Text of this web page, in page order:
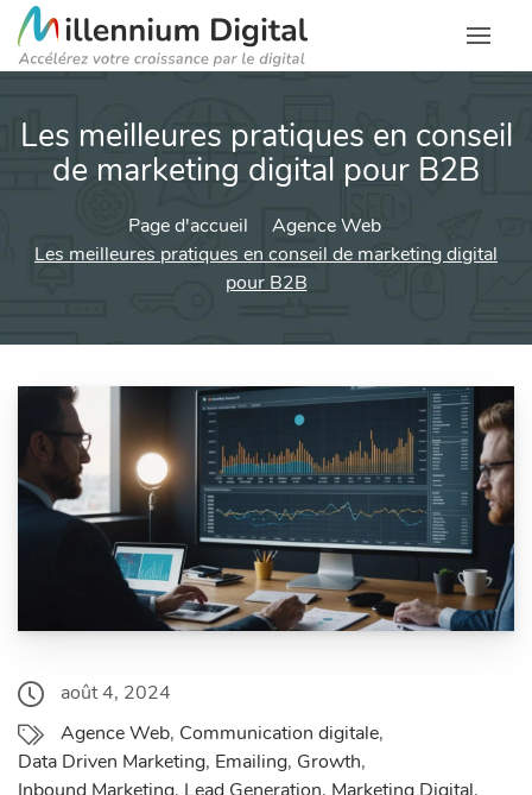
Les meilleures pratiques en conseil
de marketing digital pour B2B
Page d'accueil
Agence Web
Les meilleures pratiques en conseil de marketing digital
pour B2B
août 4, 2024
Agence Web, Communication digitale,
Data Driven Marketing, Emailing, Growth,